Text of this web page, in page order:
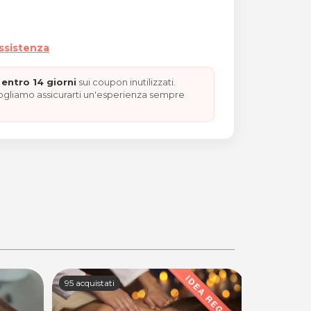
14 giorni sui coupon inutilizzati.
assicurarti un'esperienza sempre
95 acquistati